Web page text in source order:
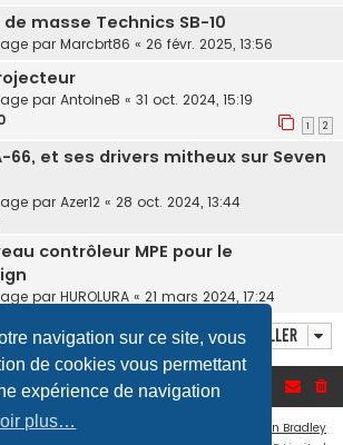
navigation sur ce site, vous
de cookies vous permettant
expérience de navigation
plus…
masse Technics SB-10
par Marcbrt86 « 26 févr. 2025, 13:56
par AntoineB « 31 oct. 2024, 15:19
1 2
66, et ses drivers mitheux sur Seven
par Azer12 « 28 oct. 2024, 13:44
contrôleur MPE pour le
par HUROLURA « 21 mars 2024, 17:24
Aller
Ian Bradley